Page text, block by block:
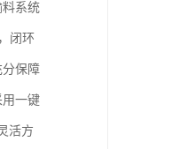
系统
闭环
保障
一键
活方